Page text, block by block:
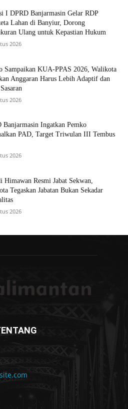
I DPRD Banjarmasin Gelar RDP
Lahan di Banyiur, Dorong
Ulang untuk Kepastian Hukum
2026
Sampaikan KUA-PPAS 2026, Walikota
Anggaran Harus Lebih Adaptif dan
2026
Banjarmasin Ingatkan Pemko
PAD, Target Triwulan III Tembus
2026
Himawan Resmi Jabat Sekwan,
Tegaskan Jabatan Bukan Sekadar
2026